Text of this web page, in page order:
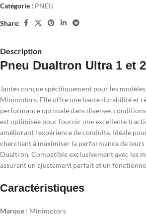
Catégorie : PNEU
Share:
Description
Pneu Dualtron Ultra 1 et
Jantes conçue spécifiquement pour les
Minimotors. Elle offre une haute durabilité et
performance optimale dans diverses
est optimisée pour fournir une excellente
améliorant l'expérience de conduite. Idéale
cherchant à maximiser la performance de
Dualtron. Compatible exclusivement avec les
assurant un ajustement parfait et un
Caractéristiques
Marque : Minimotors